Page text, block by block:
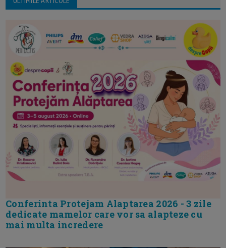
Conferinta Protejam Alaptarea 2026 - 3 zile
dedicate mamelor care vor sa alapteze cu
mai multa incredere